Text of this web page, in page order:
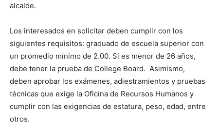
alcalde.
Los interesados en solicitar deben cumplir con los
siguientes requisitos: graduado de escuela superior con
un promedio mínimo de 2.00. Si es menor de 26 años,
debe tener la prueba de College Board. Asimismo,
deben aprobar los exámenes, adiestramientos y pruebas
técnicas que exige la Oficina de Recursos Humanos y
cumplir con las exigencias de estatura, peso, edad, entre
otros.